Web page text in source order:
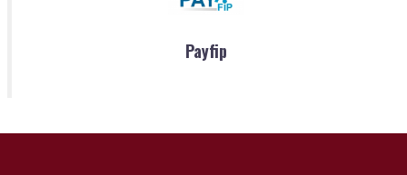
Payfip